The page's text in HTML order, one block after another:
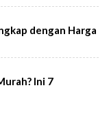
dengan Harga
Ini 7